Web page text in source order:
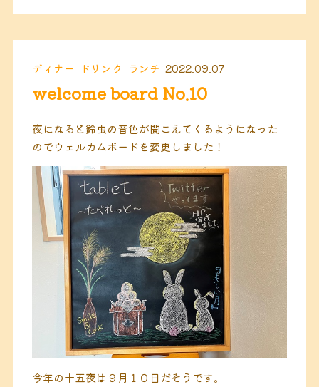
ディナー ドリンク ランチ 2022.09.07
welcome board No.10
夜になると鈴虫の音色が聞こえてくるようになった
のでウェルカムボードを変更しました！
今年の十五夜は９月１０日だそうです。